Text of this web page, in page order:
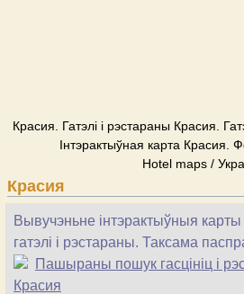
Красия. Гатэлі і рэстараны Красия.
Інтэрактыўная карта Красия.
Hotel maps /
Красия
Вывучэньне інтэрактыўныя карты
гатэлі і рэстараны. Таксама
Пашыраны пошук гасцініц і
Красия